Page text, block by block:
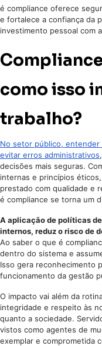
é compliance oferece
e fortalece a confiança da
investimento pessoal com
como isso
trabalho?
No setor público, entender
evitar erros administrativos
decisões mais seguras.
internas e princípios
prestado com qualidade e
é compliance se torna um
A aplicação de políticas
internos, reduz o risco de
Ao saber o que é
dentro do sistema e
Isso gera reconhecimento
funcionamento da gestão
O impacto vai além da
integridade e respeito às
quanto a sociedade.
vistos como agentes de
exemplar e comprometida